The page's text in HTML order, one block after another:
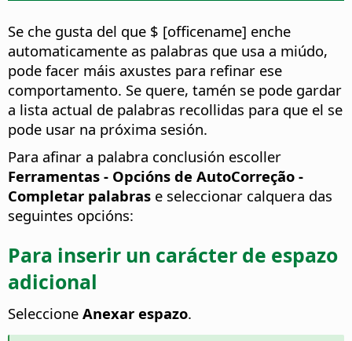
Se che gusta del que $ [officename] enche
automaticamente as palabras que usa a miúdo,
pode facer máis axustes para refinar ese
comportamento. Se quere, tamén se pode gardar
a lista actual de palabras recollidas para que el se
pode usar na próxima sesión.
Para afinar a palabra conclusión escoller
Ferramentas - Opcións de AutoCorreção -
Completar palabras e seleccionar calquera das
seguintes opcións:
Para inserir un carácter de espazo
adicional
Seleccione Anexar espazo.